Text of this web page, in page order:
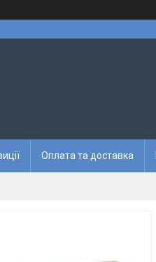
Оплата та доставка